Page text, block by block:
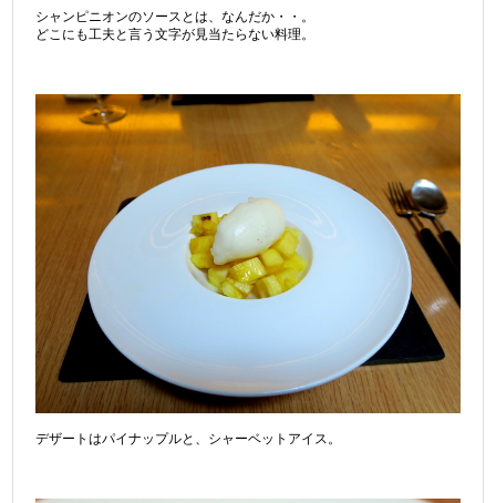
シャンピニオンのソースとは、なんだか・・。
どこにも工夫と言う文字が見当たらない料理。
デザートはパイナップルと、シャーベットアイス。